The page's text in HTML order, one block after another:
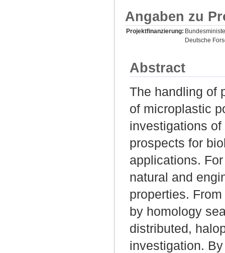
Angaben zu
Projektfinanzierung:
Deutsche
Abstract
The handling of
of microplastic
investigations
prospects for
applications.
natural and
properties.
by homology
distributed,
investigation.